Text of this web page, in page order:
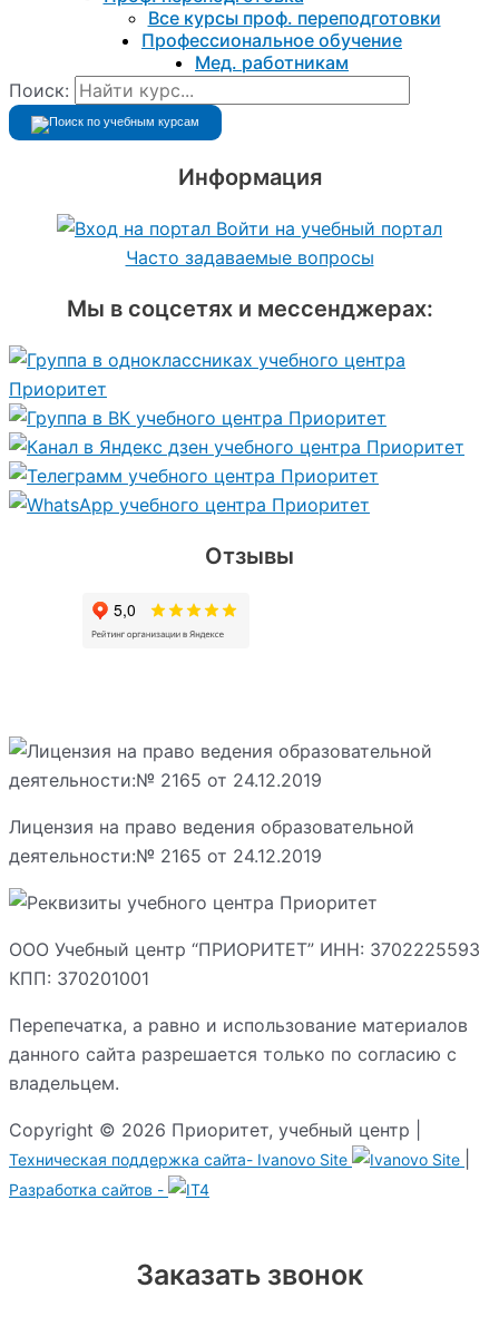
Все курсы проф. переподготовки
Профессиональное обучение
Мед. работникам
Поиск:
Информация
Войти на учебный портал
Часто задаваемые вопросы
Мы в соцсетях и мессенджерах:
Отзывы
Лицензия на право ведения образовательной
деятельности:№ 2165 от 24.12.2019
ООО Учебный центр “ПРИОРИТЕТ” ИНН: 3702225593
КПП: 370201001
Перепечатка, а равно и использование материалов
данного сайта разрешается только по согласию с
владельцем.
Copyright © 2026 Приоритет, учебный центр |
Техническая поддержка сайта- Ivanovo Site
Разработка сайтов -
Заказать звонок